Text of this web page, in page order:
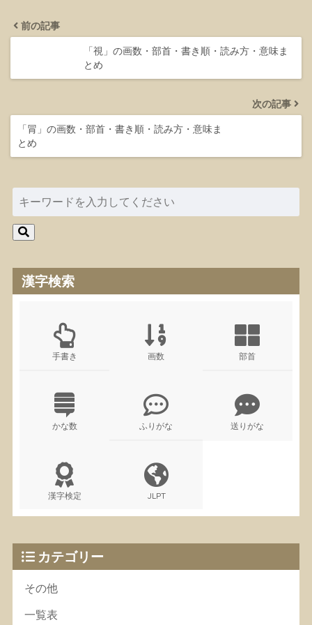
前の記事
「視」の画数・部首・書き順・読み方・意味ま
とめ
次の記事
「冐」の画数・部首・書き順・読み方・意味ま
とめ
漢字検索
手書き 画数 部首
かな数 ふりがな 送りがな
漢字検定 JLPT
カテゴリー
その他
一覧表